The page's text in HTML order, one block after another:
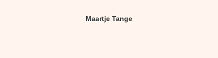
Maartje Tange